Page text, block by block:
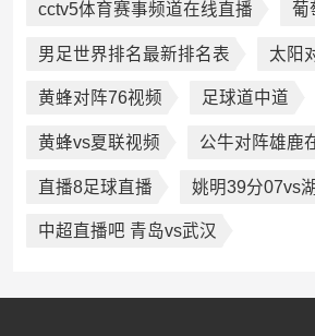
cctv5体育赛事频道在线直播 葡
男足世界排名最新排名表 太阳
黄蜂对阵76视频 足球道中道
黄蜂vs夏联视频 公牛对阵雄鹿
直播8足球直播 姚明39分07vs
中超直播吧 青岛vs武汉